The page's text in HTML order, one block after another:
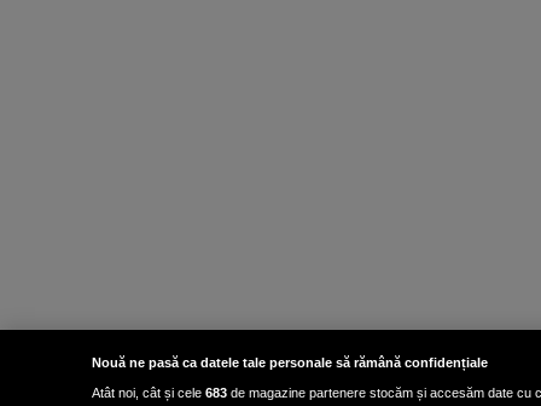
Nouă ne pasă ca datele tale personale să rămână confidențiale
Atât noi, cât și cele 683 de magazine partenere stocăm și accesăm date cu